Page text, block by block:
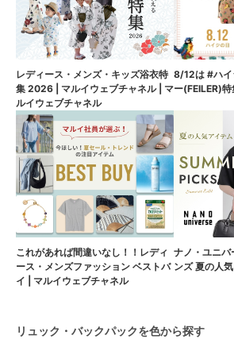
レディース・メンズ・キッズ浴衣特
集 2026 | マルイウェブチャネル | マ
ルイウェブチャネル
8/12は #ハ
ー(FEILER)特
これがあれば間違いなし！！レディ
ース・メンズファッション ベストバ
イ | マルイウェブチャネル
ナノ・ユニバ
ンズ 夏の人
リュック・バックパックを色から探す